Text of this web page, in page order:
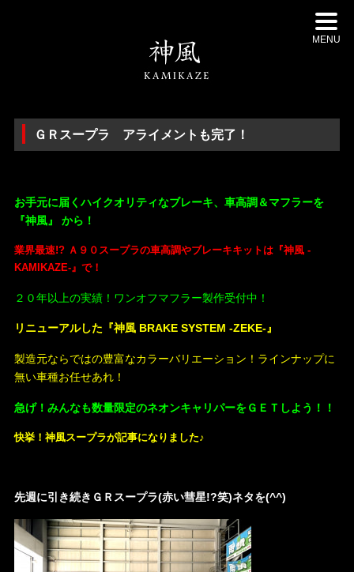
MENU
ＧＲスープラ アライメントも完了！
お手元に届くハイクオリティなブレーキ、車高調＆マフラーを
『神風』 から！
業界最速!? Ａ９０スープラの車高調やブレーキキットは『神風 -
KAMIKAZE-』で！
２０年以上の実績！ワンオフマフラー製作受付中！
リニューアルした『神風 BRAKE SYSTEM -ZEKE-』
製造元ならではの豊富なカラーバリエーション！ラインナップに
無い車種お任せあれ！
急げ！みんなも数量限定のネオンキャリパーをＧＥＴしよう！！
快挙！ 神風スープラが記事になりました♪
先週に引き続きＧＲスープラ(赤い彗星!?笑)ネタを(^^)